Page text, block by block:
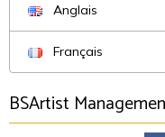
Anglais
Français
BSArtist